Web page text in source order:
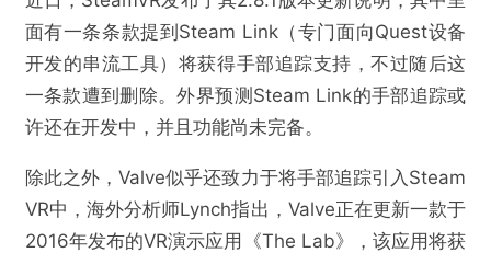
面有一条条款提到Steam Link（专门面向Quest设备
开发的串流工具）将获得手部追踪支持，不过随后这
一条款遭到删除。外界预测Steam Link的手部追踪或
许还在开发中，并且功能尚未完备。
除此之外，Valve似乎还致力于将手部追踪引入Steam
VR中，海外分析师Lynch指出，Valve正在更新一款于
2016年发布的VR演示应用《The Lab》，该应用将获